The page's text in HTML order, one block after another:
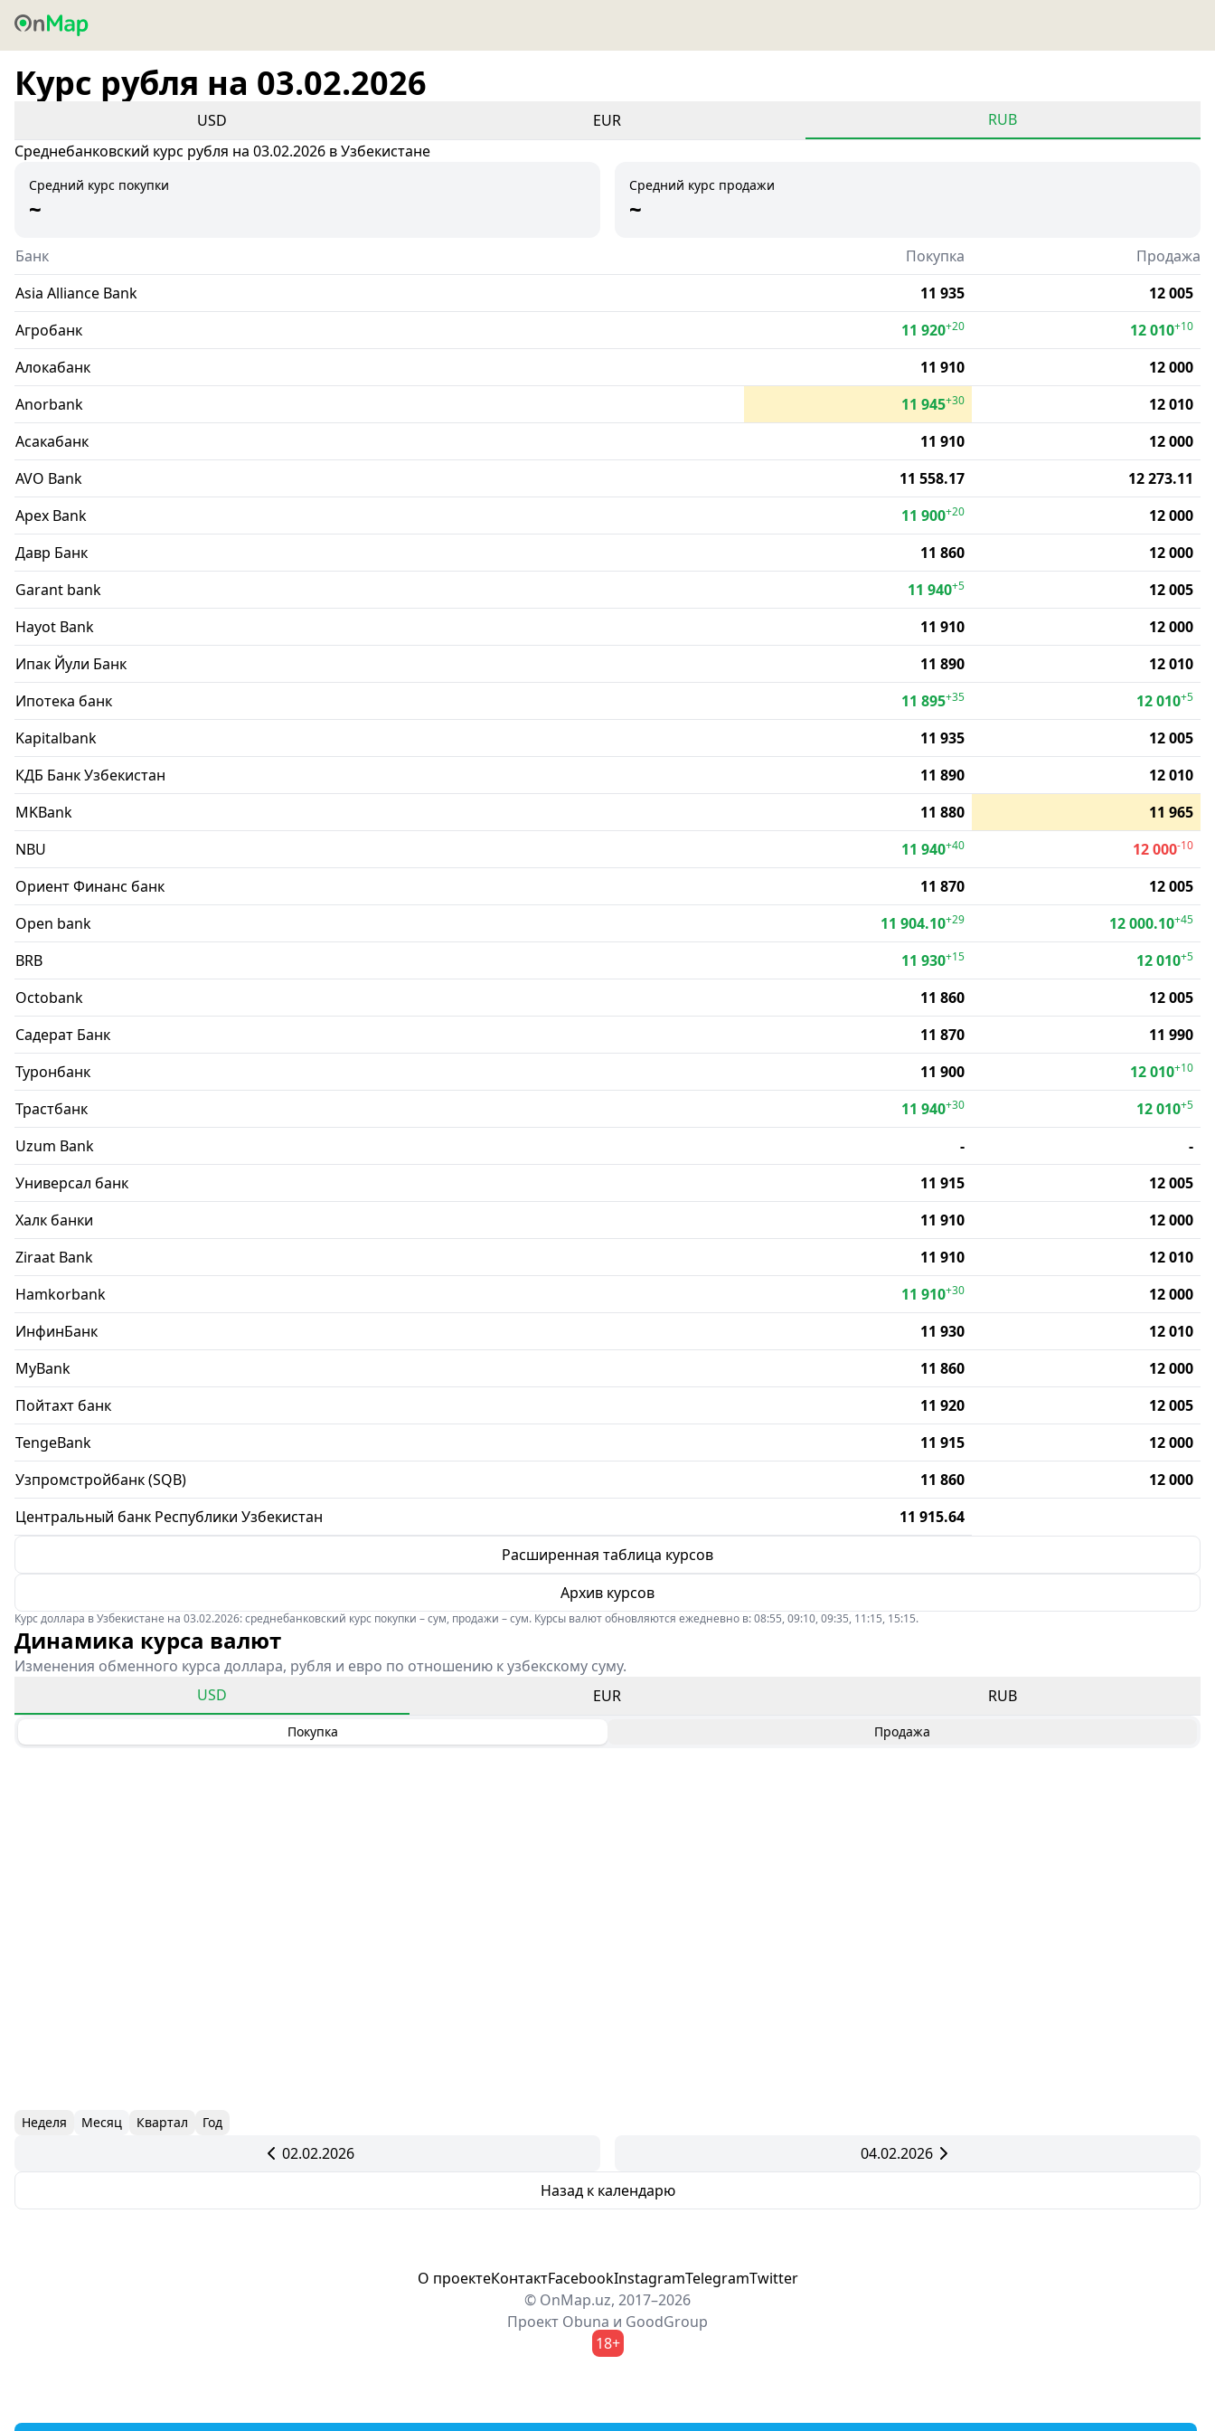
Курс рубля на 03.02.2026
USD EUR
RUB
Среднебанковский курс рубля на 03.02.2026 в Узбекистане
Средний курс покупки
~
Средний курс продажи
~
Банк Покупка
Продажа
Asia Alliance Bank
11 935
12 005
Агробанк
11 920+20 12 010+10
Алокабанк 11 910
12 000
Anorbank
11 945+30
12 010
Асакабанк
11 910
12 000
AVO Bank
11 558.17
12 273.11
Apex Bank
11 900+20
12 000
Давр Банк
11 860
12 000
Garant bank
11 940+5
12 005
Hayot Bank
11 910
12 000
Ипак Йули Банк
11 890
12 010
Ипотека банк
11 895+35 12 010+5
Kapitalbank 11 935
12 005
КДБ Банк Узбекистан
11 890
12 010
MKBank
11 880
11 965
NBU
11 940+40 12 000-10
Ориент Финанс банк 11 870
12 005
Open bank
11 904.10+29 12 000.10+45
BRB 11 930+15 12 010+5
Octobank 11 860
12 005
Садерат Банк
11 870
11 990
Туронбанк
11 900 12 010+10
Трастбанк 11 940+30 12 010+5
Uzum Bank -
-
Универсал банк
11 915
12 005
Халк банки
11 910
12 000
Ziraat Bank
11 910
12 010
Hamkorbank
11 910+30
12 000
ИнфинБанк
11 930
12 010
MyBank
11 860
12 000
Пойтахт банк
11 920
12 005
TengeBank
11 915
12 000
Узпромстройбанк (SQB)
11 860
12 000
Центральный банк Республики Узбекистан
11 915.64
Расширенная таблица курсов
Архив курсов
Курс доллара в Узбекистане на 03.02.2026: среднебанковский курс покупки – сум, продажи – сум. Курсы валют обновляются ежедневно в: 08:55, 09:10, 09:35, 11:15, 15:15.
Динамика курса валют
Изменения обменного курса доллара, рубля и евро по отношению к узбекскому суму.
USD
EUR RUB
Покупка Продажа
Неделя Месяц Квартал Год
02.02.2026
04.02.2026
Назад к календарю
О проектеКонтактFacebookInstagramTelegramTwitter
© OnMap.uz, 2017–2026
Проект Obuna и GoodGroup
18+